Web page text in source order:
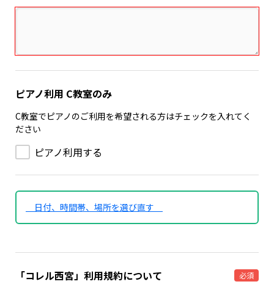
ピアノ利用 C教室のみ
C教室でピアノのご利用を希望される方はチェックを入れてく
ださい
ピアノ利用する
日付、時間帯、場所を選び直す
「コレル西宮」利用規約について 必須